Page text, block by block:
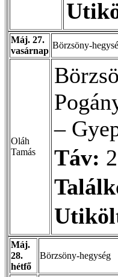
Máj. 27.
vasárnap
Börzsöny-
Oláh
Tamás
–
Táv:
Máj.
28.
hétfő
Börzsöny-hegység